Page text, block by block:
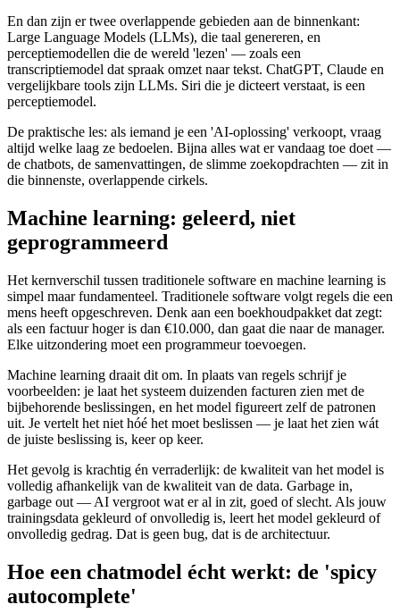
En dan zijn er twee overlappende gebieden aan de binnenkant:
Large Language Models (LLMs), die taal genereren, en
perceptiemodellen die de wereld 'lezen' — zoals een
transcriptiemodel dat spraak omzet naar tekst. ChatGPT, Claude en
vergelijkbare tools zijn LLMs. Siri die je dicteert verstaat, is een
perceptiemodel.
De praktische les: als iemand je een 'AI-oplossing' verkoopt, vraag
altijd welke laag ze bedoelen. Bijna alles wat er vandaag toe doet —
de chatbots, de samenvattingen, de slimme zoekopdrachten — zit in
die binnenste, overlappende cirkels.
Machine learning: geleerd, niet
geprogrammeerd
Het kernverschil tussen traditionele software en machine learning is
simpel maar fundamenteel. Traditionele software volgt regels die een
mens heeft opgeschreven. Denk aan een boekhoud­pakket dat zegt:
als een factuur hoger is dan €10.000, dan gaat die naar de manager.
Elke uitzondering moet een programmeur toevoegen.
Machine learning draait dit om. In plaats van regels schrijf je
voorbeelden: je laat het systeem duizenden facturen zien met de
bijbehorende beslissingen, en het model figureert zelf de patronen
uit. Je vertelt het niet hóé het moet beslissen — je laat het zien wát
de juiste beslissing is, keer op keer.
Het gevolg is krachtig én verraderlijk: de kwaliteit van het model is
volledig afhankelijk van de kwaliteit van de data. Garbage in,
garbage out — AI vergroot wat er al in zit, goed of slecht. Als jouw
trainingsdata gekleurd of onvolledig is, leert het model gekleurd of
onvolledig gedrag. Dat is geen bug, dat is de architectuur.
Hoe een chatmodel écht werkt: de 'spicy
autocomplete'